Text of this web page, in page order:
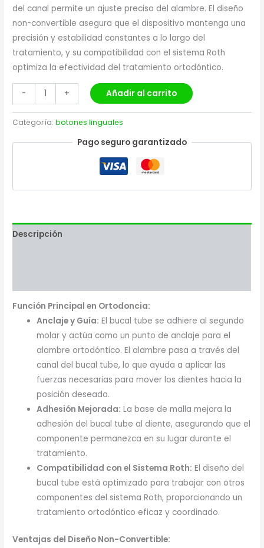
del canal permite un ajuste preciso del alambre. El diseño
non-convertible asegura que el dispositivo mantenga una
precisión y estabilidad constantes a lo largo del
tratamiento, y su compatibilidad con el sistema Roth
optimiza la efectividad del tratamiento ortodóntico.
- + Añadir al carrito
Categoría:botones linguales
Pago seguro garantizado
Descripción
Función Principal en Ortodoncia:
Anclaje y Guía: El bucal tube se adhiere al segundo
molar y actúa como un punto de anclaje para el
alambre ortodóntico. El alambre pasa a través del
canal del bucal tube, lo que ayuda a aplicar las
fuerzas necesarias para mover los dientes hacia la
posición deseada.
Adhesión Mejorada: La base de malla mejora la
adhesión del bucal tube al diente, asegurando que el
componente permanezca en su lugar durante el
tratamiento.
Compatibilidad con el Sistema Roth: El diseño del
bucal tube está optimizado para trabajar con otros
componentes del sistema Roth, proporcionando un
tratamiento ortodóntico eficaz y coordinado.
Ventajas del Diseño Non-Convertible: